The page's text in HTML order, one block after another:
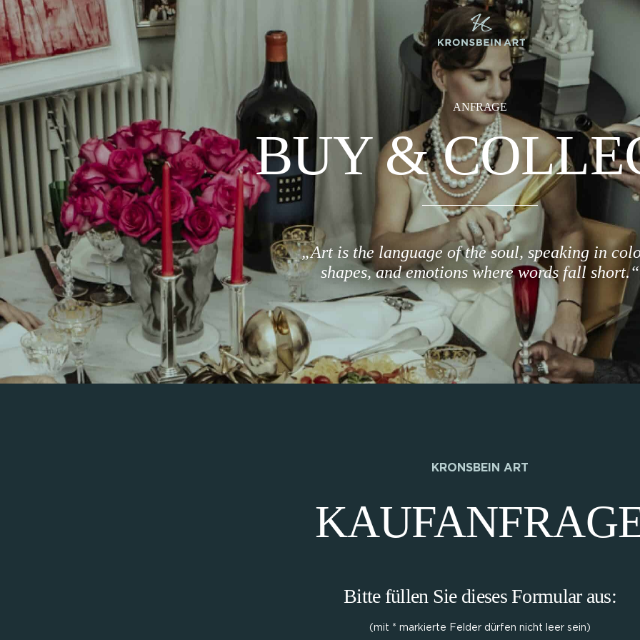
ANFRAGE
BUY &
„Art is the language of the soul, speaking in
shapes, and emotions where words fall short.“
KRONSBEIN ART
Bitte füllen Sie dieses Formular aus:
(mit * markierte Felder dürfen nicht leer sein)